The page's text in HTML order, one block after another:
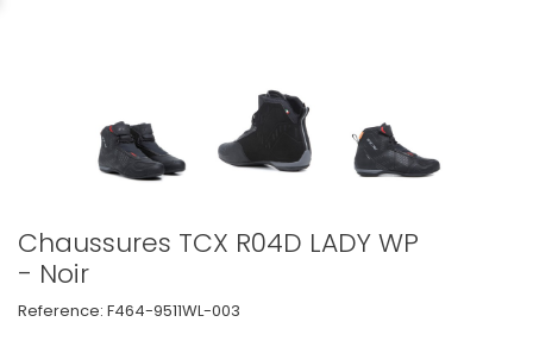
Chaussures TCX R04D LADY WP
- Noir
Reference: F464-9511WL-003